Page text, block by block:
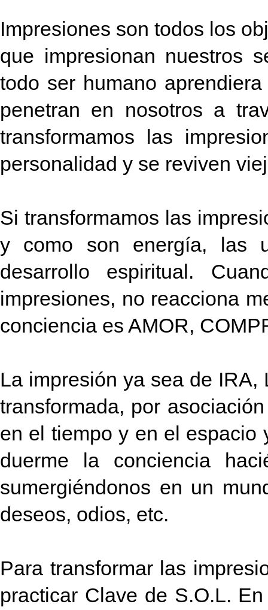
Impresiones son todos los
que impresionan nuestros
todo ser humano
penetran en nosotros a
transformamos las
personalidad y se reviven
Si transformamos las
y como son energía, las
desarrollo espiritual.
impresiones, no reacciona
conciencia es AMOR,
La impresión ya sea de
transformada, por
en el tiempo y en el espacio
duerme la conciencia
sumergiéndonos en un
deseos, odios, etc.
Para transformar las
practicar Clave de S.O.L.